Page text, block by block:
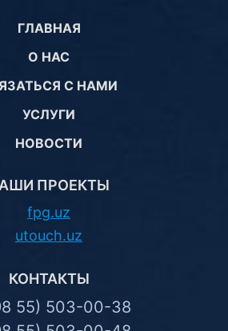
ГЛАВНАЯ
О НАС
С НАМИ
УСЛУГИ
НОВОСТИ
ПРОЕКТЫ
fpg.uz
utouch.uz
КОНТАКТЫ
55) 503-00-38